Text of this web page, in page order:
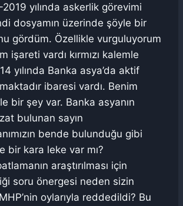
yılında askerlik görevimi
dosyamın üzerinde şöyle bir
gördüm. Özellikle vurguluyorum
işareti vardı kırmızı kalemle
yılında Banka asya’da aktif
ibaresi vardı. Benim
bir şey var. Banka asyanın
bulunan sayın
bende bulunduğu gibi
bir kara leke var mı?
araştırılması için
soru önergesi neden sizin
oylarıyla reddedildi? Bu